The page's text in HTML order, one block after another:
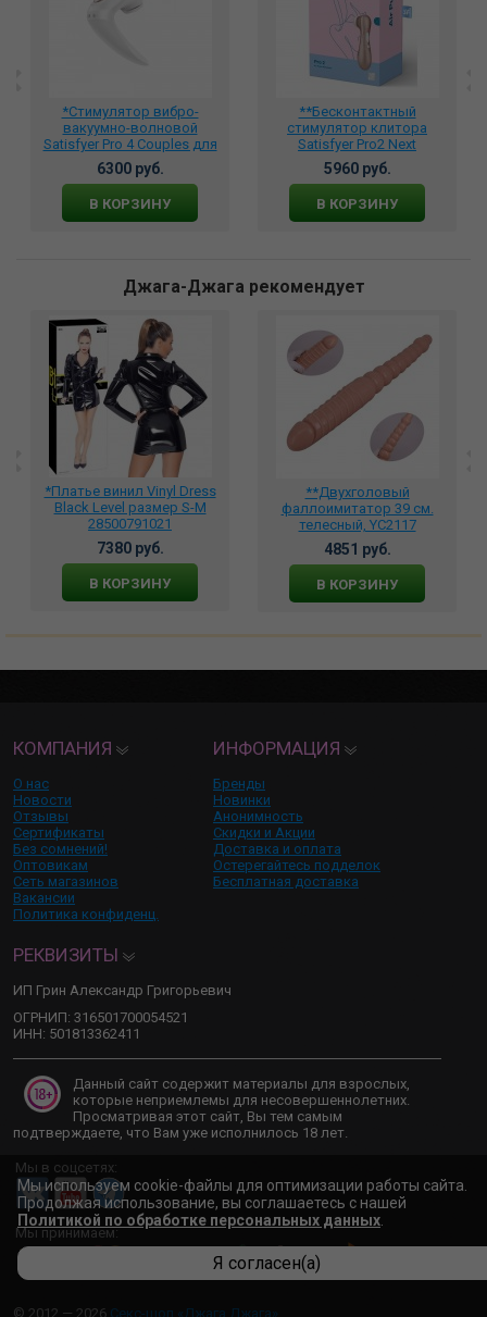
*Стимулятор вибро-
вакуумно-волновой
Satisfyer Pro 4 Couples для
пар, J2018-18
6300 руб.
В КОРЗИНУ
**Бесконтактный
стимулятор клитора
Satisfyer Pro2 Next
Generation
перезаряжаемый, J2018-2-P
5960 руб.
В КОРЗИНУ
Джага-Джага рекомендует
*Платье винил Vinyl Dress
Black Level размер S-M
28500791021
7380 руб.
В КОРЗИНУ
**Двухголовый
фаллоимитатор 39 см.
телесный, YC2117
4851 руб.
В КОРЗИНУ
КОМПАНИЯ
О нас
Новости
Отзывы
Сертификаты
Без сомнений!
Оптовикам
Сеть магазинов
Вакансии
Политика конфиденц.
ИНФОРМАЦИЯ
Бренды
Новинки
Анонимность
Скидки и Акции
Доставка и оплата
Остерегайтесь подделок
Бесплатная доставка
РЕКВИЗИТЫ
ИП Грин Александр Григорьевич
ОГРНИП: 316501700054521
ИНН: 501813362411
Данный сайт содержит материалы для взрослых,
которые неприемлемы для несовершеннолетних.
Просматривая этот сайт, Вы тем самым
подтверждаете, что Вам уже исполнилось 18 лет.
Мы в соцсетях:
Мы принимаем:
© 2012 — 2026 Секс-шоп «Джага Джага»
Мы используем cookie-файлы для оптимизации работы сайта.
Продолжая использование, вы соглашаетесь с нашей
Политикой по обработке персональных данных
Я согласен(а)